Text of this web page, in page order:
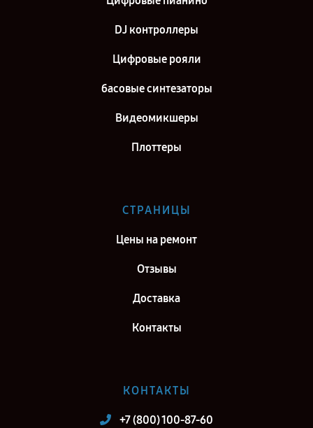
DJ контроллеры
Цифровые рояли
басовые синтезаторы
Видеомикшеры
Плоттеры
СТРАНИЦЫ
Цены на ремонт
Отзывы
Доставка
Контакты
КОНТАКТЫ
+7 (800) 100-87-60